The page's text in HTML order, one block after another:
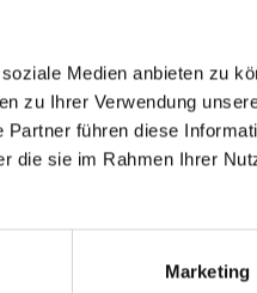
Medien anbieten zu
zu Ihrer Verwendung
führen diese
die sie im Rahmen Ihrer
Marketing
Ja Nein